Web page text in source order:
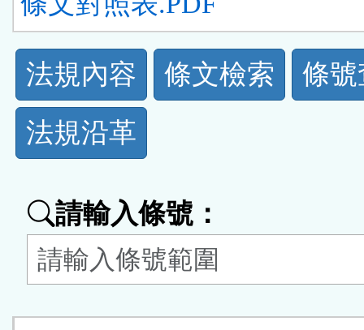
法
規
功
按
鈕
法規內容 條文檢索
條
法規沿革
請輸入條號：